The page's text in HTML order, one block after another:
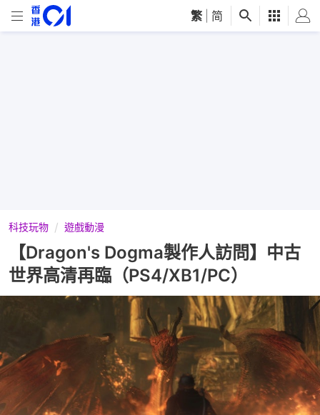
繁 简
科技玩物 遊戲動漫
【Dragon's Dogma製作人訪問】中古
世界高清再臨（PS4/XB1/PC）